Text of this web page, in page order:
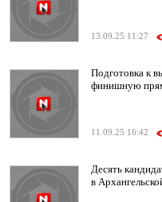
13.09.25 11:27
Подготовка к
финишную
11.09.25 16:42
Десять
в